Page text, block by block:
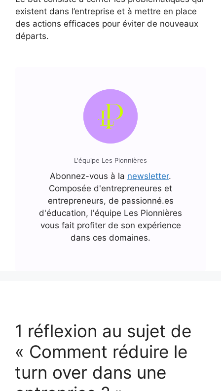
existent dans l’entreprise et à mettre en place
des actions efficaces pour éviter de nouveaux
départs.
L'équipe Les Pionnières
Abonnez-vous à la newsletter.
Composée d'entrepreneures et
entrepreneurs, de passionné.es
d'éducation, l'équipe Les Pionnières
vous fait profiter de son expérience
dans ces domaines.
1 réflexion au sujet de
« Comment réduire le
turn over dans une